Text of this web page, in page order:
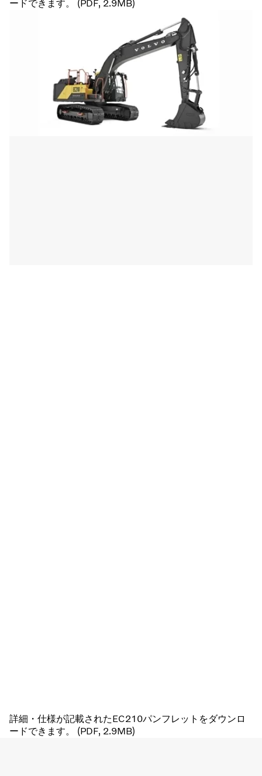
ードできます。 (PDF, 2.9MB)
詳細・仕様が記載されたEC210パンフレットをダウンロ
ードできます。 (PDF, 2.9MB)